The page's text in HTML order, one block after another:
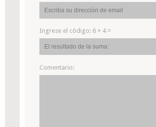
Ingrese el código: 6 + 4 =
Comentario: